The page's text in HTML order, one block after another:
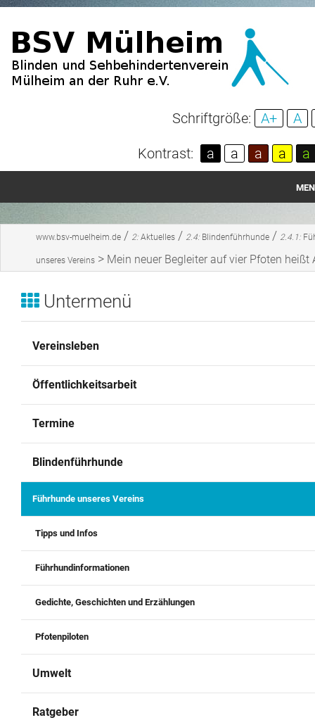
Schriftgröße: A+ A
Kontrast: a a a a a
Spenden und Mitgliedschaft
Archiv
www.bsv-muelheim.de / 2: Aktuelles / 2.4: Blindenführhunde / 2.4.1:
unseres Vereins > Mein neuer Begleiter auf vier Pfoten heißt
Untermenü
Vereinsleben
Öffentlichkeitsarbeit
Termine
Blindenführhunde
Führhunde unseres Vereins
Tipps und Infos
Führhundinformationen
Gedichte, Geschichten und Erzählungen
Pfotenpiloten
Umwelt
Ratgeber